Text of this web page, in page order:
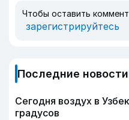
Чтобы оставить
зарегистрируйтесь
Последние новости
Сегодня воздух в
градусов